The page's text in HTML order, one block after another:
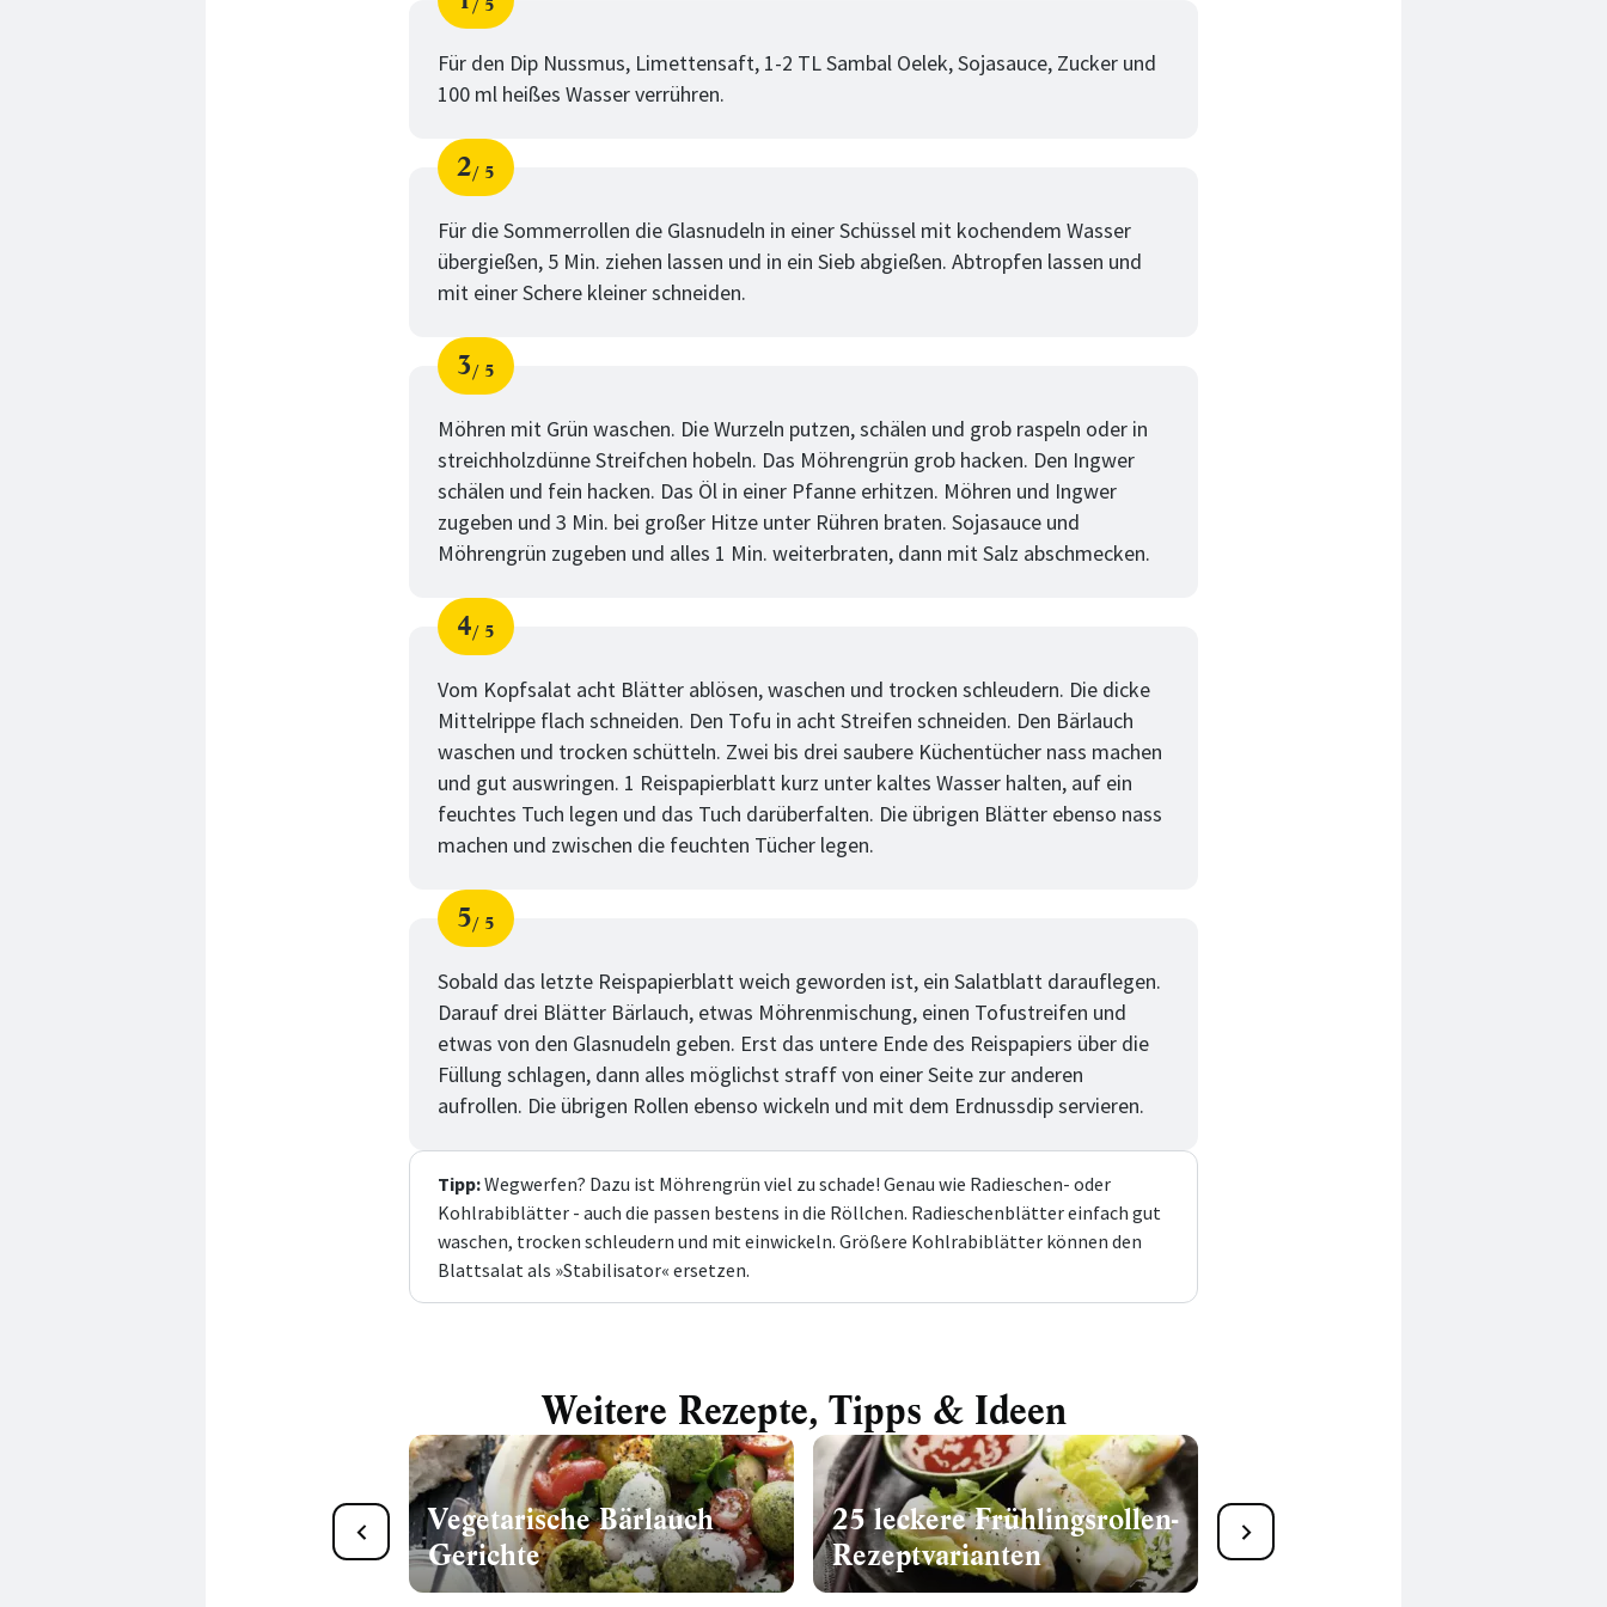
Schritt
von
5
Für den Dip Nussmus, Limettensaft, 1-2 TL Sambal Oelek, Sojasauce, Zucker und
100 ml heißes Wasser verrühren.
Schritt
2
von
5
Für die Sommerrollen die Glasnudeln in einer Schüssel mit kochendem Wasser
übergießen, 5 Min. ziehen lassen und in ein Sieb abgießen. Abtropfen lassen und
mit einer Schere kleiner schneiden.
Schritt
3
von
5
Möhren mit Grün waschen. Die Wurzeln putzen, schälen und grob raspeln oder in
streichholzdünne Streifchen hobeln. Das Möhrengrün grob hacken. Den Ingwer
schälen und fein hacken. Das Öl in einer Pfanne erhitzen. Möhren und Ingwer
zugeben und 3 Min. bei großer Hitze unter Rühren braten. Sojasauce und
Möhrengrün zugeben und alles 1 Min. weiterbraten, dann mit Salz abschmecken.
Schritt
4
von
5
Vom Kopfsalat acht Blätter ablösen, waschen und trocken schleudern. Die dicke
Mittelrippe flach schneiden. Den Tofu in acht Streifen schneiden. Den Bärlauch
waschen und trocken schütteln. Zwei bis drei saubere Küchentücher nass machen
und gut auswringen. 1 Reispapierblatt kurz unter kaltes Wasser halten, auf ein
feuchtes Tuch legen und das Tuch darüberfalten. Die übrigen Blätter ebenso nass
machen und zwischen die feuchten Tücher legen.
Schritt
5
von
5
Sobald das letzte Reispapierblatt weich geworden ist, ein Salatblatt darauflegen.
Darauf drei Blätter Bärlauch, etwas Möhrenmischung, einen Tofustreifen und
etwas von den Glasnudeln geben. Erst das untere Ende des Reispapiers über die
Füllung schlagen, dann alles möglichst straff von einer Seite zur anderen
aufrollen. Die übrigen Rollen ebenso wickeln und mit dem Erdnussdip servieren.
Tipp:Wegwerfen? Dazu ist Möhrengrün viel zu schade! Genau wie Radieschen- oder
Kohlrabiblätter - auch die passen bestens in die Röllchen. Radieschenblätter einfach gut
waschen, trocken schleudern und mit einwickeln. Größere Kohlrabiblätter können den
Blattsalat als »Stabilisator« ersetzen.
Weitere Rezepte, Tipps & Ideen
Frühjahrsmüdigkeit adé:
Jetzt kommt der Frühling
Vegetarische Bärlauch
Gerichte
25 leckere Frühlingsrollen-
Rezeptvarianten
Frühjahrsmüdigkeit adé:
Jetzt kommt der Frühling